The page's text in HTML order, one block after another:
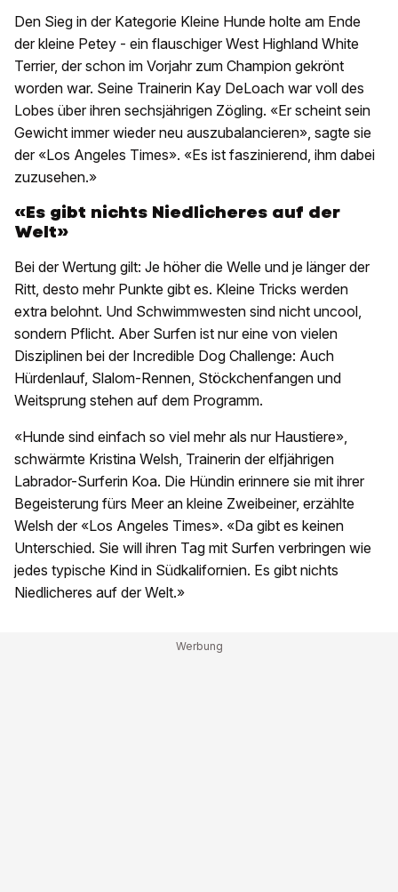
Den Sieg in der Kategorie Kleine Hunde holte am Ende
der kleine Petey - ein flauschiger West Highland White
Terrier, der schon im Vorjahr zum Champion gekrönt
worden war. Seine Trainerin Kay DeLoach war voll des
Lobes über ihren sechsjährigen Zögling. «Er scheint sein
Gewicht immer wieder neu auszubalancieren», sagte sie
der «Los Angeles Times». «Es ist faszinierend, ihm dabei
zuzusehen.»
«Es gibt nichts Niedlicheres auf der
Welt»
Bei der Wertung gilt: Je höher die Welle und je länger der
Ritt, desto mehr Punkte gibt es. Kleine Tricks werden
extra belohnt. Und Schwimmwesten sind nicht uncool,
sondern Pflicht. Aber Surfen ist nur eine von vielen
Disziplinen bei der Incredible Dog Challenge: Auch
Hürdenlauf, Slalom-Rennen, Stöckchenfangen und
Weitsprung stehen auf dem Programm.
«Hunde sind einfach so viel mehr als nur Haustiere»,
schwärmte Kristina Welsh, Trainerin der elfjährigen
Labrador-Surferin Koa. Die Hündin erinnere sie mit ihrer
Begeisterung fürs Meer an kleine Zweibeiner, erzählte
Welsh der «Los Angeles Times». «Da gibt es keinen
Unterschied. Sie will ihren Tag mit Surfen verbringen wie
jedes typische Kind in Südkalifornien. Es gibt nichts
Niedlicheres auf der Welt.»